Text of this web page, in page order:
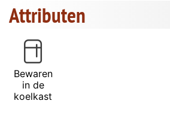
Attributen
Bewaren
in de
koelkast